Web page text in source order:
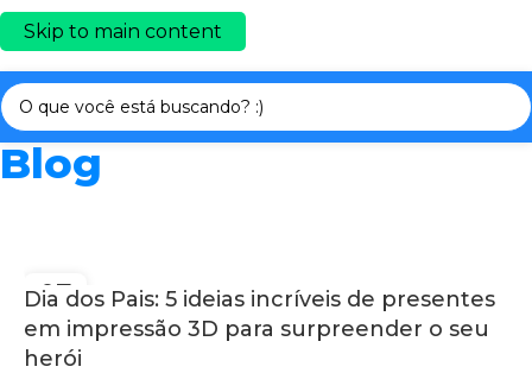
Skip to main content
Blog
07
Dia dos Pais: 5 ideias incríveis de presentes
em impressão 3D para surpreender o seu
herói